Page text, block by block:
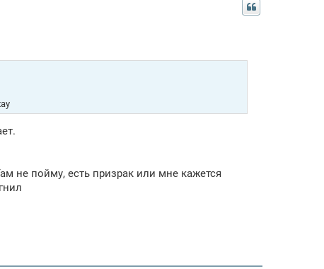
не пойму, есть призрак или мне кажется